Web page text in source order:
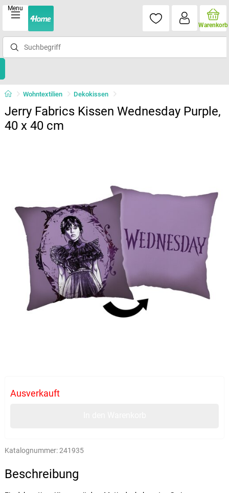
Menu
Warenkorb
Wohntextilien Dekokissen
Jerry Fabrics Kissen Wednesday Purple,
40 x 40 cm
Ausverkauft
Katalognummer:241935
Beschreibung